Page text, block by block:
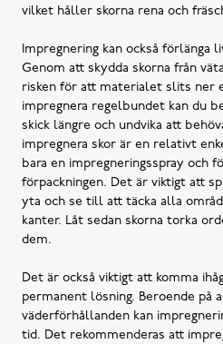
vilket håller skorna rena och
Impregnering kan också förlänga
Genom att skydda skorna från
risken för att materialet slits ner
impregnera regelbundet kan du
skick längre och undvika att
impregnera skor är en relativt
bara en impregneringsspray och
förpackningen. Det är viktigt att
yta och se till att täcka alla
kanter. Låt sedan skorna torka
dem.
Det är också viktigt att komma
permanent lösning. Beroende på
väderförhållanden kan
tid. Det rekommenderas att